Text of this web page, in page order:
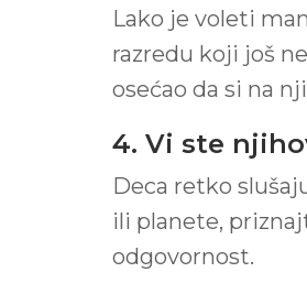
Lako je voleti
razredu koji još
osećao da si na
4. Vi ste
Deca retko
ili planete,
odgovornost.